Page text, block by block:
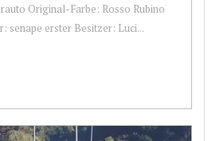
Original-Farbe: Rosso Rubino
senape erster Besitzer: Luci...